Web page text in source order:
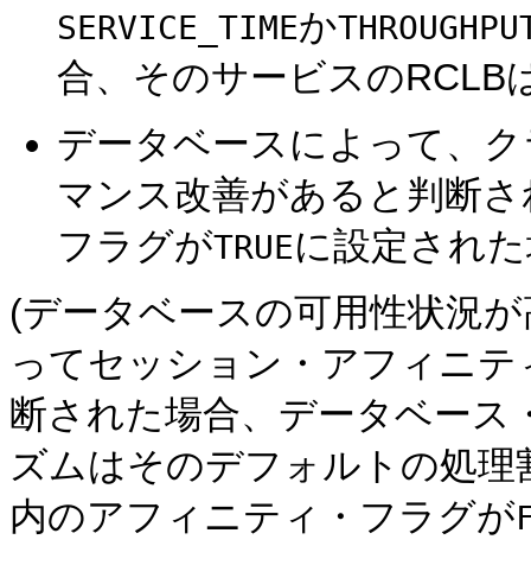
SERVICE_TIMEか
合、そのサービスのRCLB
データベースによって、
マンス改善があると判断
フラグがTRUEに設定され
(データベースの可用性状況
ってセッション・アフィニ
断された場合、データベー
ズムはそのデフォルトの処
内のアフィニティ・フラグが